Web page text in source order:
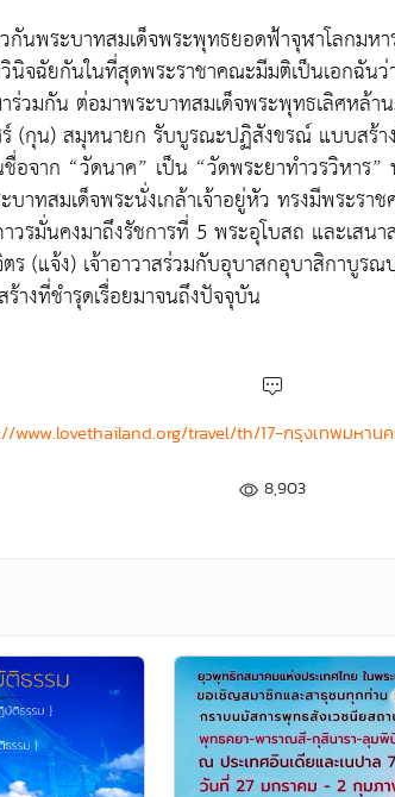
กันพระบาทสมเด็จพระพุทธยอดฟ้าจุฬาโลกมหา
จฉัยกันในที่สุดพระราชาคณะมีมติเป็นเอกฉัน
ร่วมกัน ต่อมาพระบาทสมเด็จพระพุทธเลิศหล้า
ร์ (กุน) สมุหนายก รับบูรณะปฏิสังขรณ์ แบบสร้
อจาก “วัดนาค” เป็น “วัดพระยาทำวรวิหาร”
าทสมเด็จพระนั่งเกล้าเจ้าอยู่หัว ทรงมีพระรา
รมั่นคงมาถึงรัชการที่ 5 พระอุโบสถ และเสนา
ร (แจ้ง) เจ้าอาวาสร่วมกับอุบาสกอุบาสิกาบู
างที่ชำรุดเรื่อยมาจนถึงปัจจุบัน
www.lovethailand.org/travel/th/17-กรุงเทพมหาน
8,903